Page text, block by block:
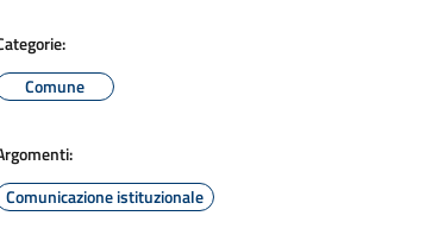
Comune
Comunicazione istituzionale